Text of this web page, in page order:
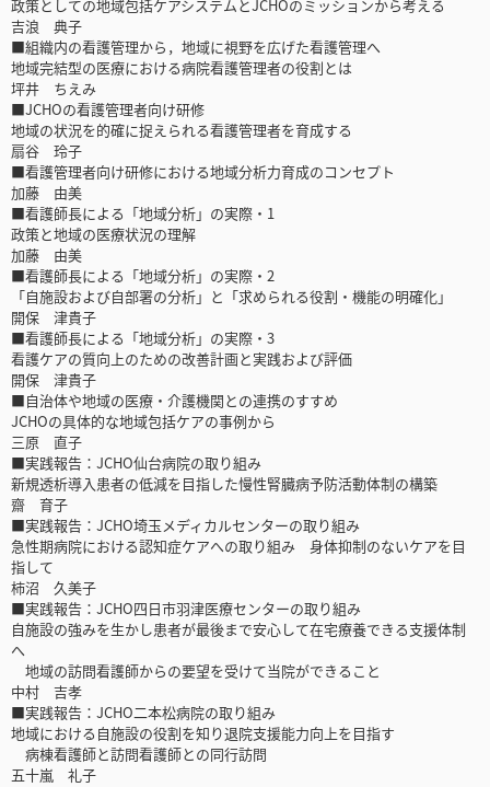
政策としての地域包括ケアシステムとJCHOのミッションから考える
吉浪 典子
■組織内の看護管理から，地域に視野を広げた看護管理へ
地域完結型の医療における病院看護管理者の役割とは
坪井 ちえみ
■JCHOの看護管理者向け研修
地域の状況を的確に捉えられる看護管理者を育成する
扇谷 玲子
■看護管理者向け研修における地域分析力育成のコンセプト
加藤 由美
■看護師長による「地域分析」の実際・1
政策と地域の医療状況の理解
加藤 由美
■看護師長による「地域分析」の実際・2
「自施設および自部署の分析」と「求められる役割・機能の明確化」
開保 津貴子
■看護師長による「地域分析」の実際・3
看護ケアの質向上のための改善計画と実践および評価
開保 津貴子
■自治体や地域の医療・介護機関との連携のすすめ
JCHOの具体的な地域包括ケアの事例から
三原 直子
■実践報告：JCHO仙台病院の取り組み
新規透析導入患者の低減を目指した慢性腎臓病予防活動体制の構築
齋 育子
■実践報告：JCHO埼玉メディカルセンターの取り組み
急性期病院における認知症ケアへの取り組み 身体抑制のないケアを目
指して
柿沼 久美子
■実践報告：JCHO四日市羽津医療センターの取り組み
自施設の強みを生かし患者が最後まで安心して在宅療養できる支援体制
へ
地域の訪問看護師からの要望を受けて当院ができること
中村 吉孝
■実践報告：JCHO二本松病院の取り組み
地域における自施設の役割を知り退院支援能力向上を目指す
病棟看護師と訪問看護師との同行訪問
五十嵐 礼子